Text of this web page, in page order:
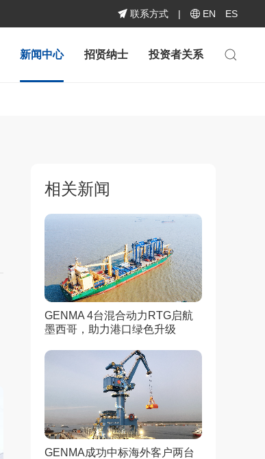
联系方式 | EN ES
新闻中心 招贤纳士 投资者关系
相关新闻
GENMA 4台混合动力RTG启航
墨西哥，助力港口绿色升级
GENMA成功中标海外客户两台